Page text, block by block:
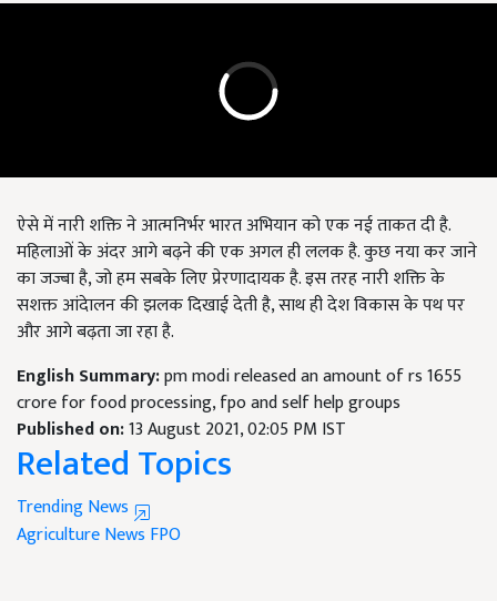
ऐसे में नारी शक्ति ने आत्मनिर्भर भारत अभियान को एक नई ताकत दी है.
महिलाओं के अंदर आगे बढ़ने की एक अगल ही ललक है. कुछ नया कर जाने
का जज्बा है, जो हम सबके लिए प्रेरणादायक है. इस तरह नारी शक्ति के
सशक्त आंदेालन की झलक दिखाई देती है, साथ ही देश विकास के पथ पर
और आगे बढ़ता जा रहा है.
English Summary:pm modi released an amount of rs 1655
crore for food processing, fpo and self help groups
Published on:13 August 2021, 02:05 PM IST
Related Topics
Trending News
Agriculture News FPO